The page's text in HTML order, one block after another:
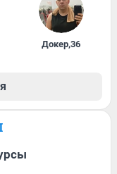
Докер,36